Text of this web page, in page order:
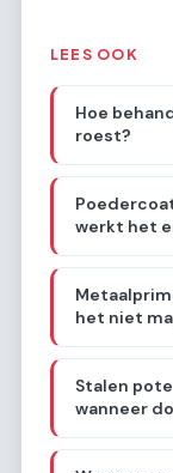
LEES OOK
Hoe
roest?
werkt het
het niet
Stalen
wanneer